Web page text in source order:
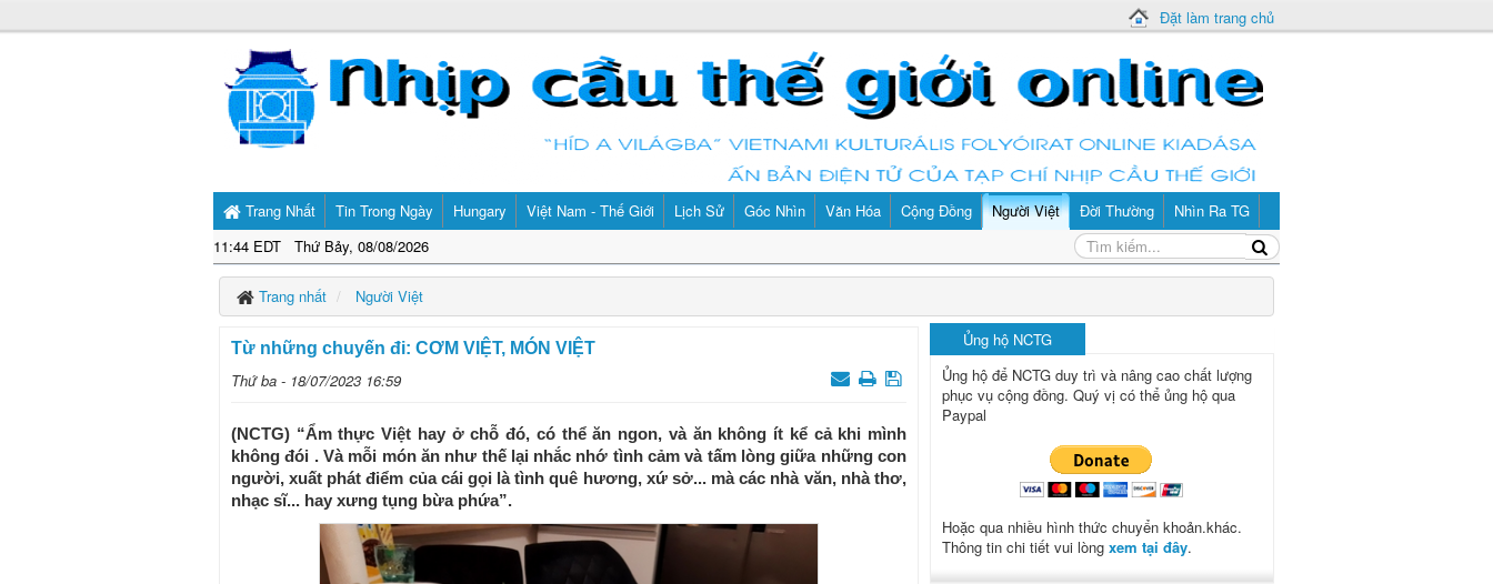
Đặt làm trang chủ
Trang Nhất
11:44 EDT Thứ Bảy, 08/08/2026
Tin Trong Ngày Hungary Việt Nam - Thế Giới Lịch Sử Góc Nhìn Văn Hóa Cộng Đồng Người Việt Đời Thường Nhìn Ra TG
Trang nhất Người Việt
Từ những chuyến đi: CƠM VIỆT, MÓN VIỆT
Thứ ba - 18/07/2023 16:59
(NCTG) “Ẩm thực Việt hay ở chỗ đó, có thể ăn ngon, và ăn không ít kể cả khi mình
không đói . Và mỗi món ăn như thế lại nhắc nhớ tình cảm và tấm lòng giữa những con
người, xuất phát điểm của cái gọi là tình quê hương, xứ sở... mà các nhà văn, nhà thơ,
nhạc sĩ... hay xưng tụng bừa phứa”.
Ủng hộ NCTG
Ủng hộ để NCTG duy trì và nâng cao chất lượng
phục vụ cộng đồng. Quý vị có thể ủng hộ qua
Paypal
Hoặc qua nhiều hình thức chuyển khoản.khác.
Thông tin chi tiết vui lòng xem tại đây.